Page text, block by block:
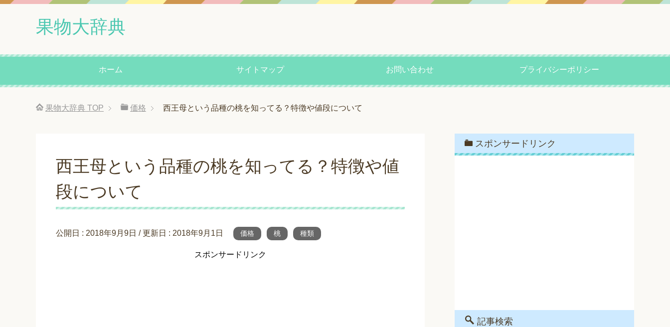
果物大辞典
ホーム サイトマップ お問い合わせ プライバシーポリシー
果物大辞典 TOP 価格 西王母という品種の桃を知ってる？特徴や値段について
西王母という品種の桃を知ってる？特徴や値
段について
公開日 : 2018年9月9日 / 更新日 : 2018年9月1日 価格 桃 種類
スポンサードリンク
スポンサードリンク
記事検索